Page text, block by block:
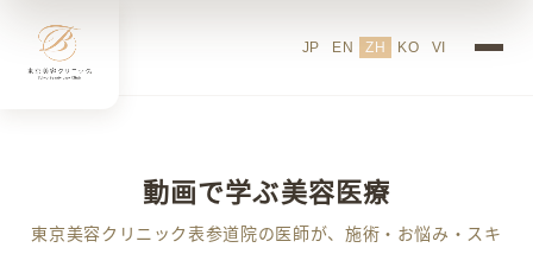
JP EN ZH KO VI
動画で学ぶ美容医療
東京美容クリニック表参道院の医師が、施術・お悩み・スキ